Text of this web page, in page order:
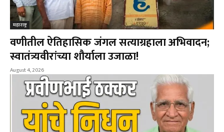
महाराष्ट्र
वणीतील ऐतिहासिक जंगल सत्याग्रहाला अभिवादन;
स्वातंत्र्यवीरांच्या शौर्याला उजाळा!
August 4, 2026